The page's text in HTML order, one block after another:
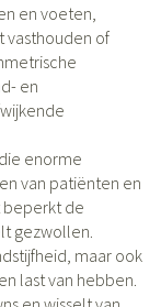
en voeten,
vasthouden of
en
enorme
van patiënten en
beperkt de
gezwollen.
maar ook
last van hebben.